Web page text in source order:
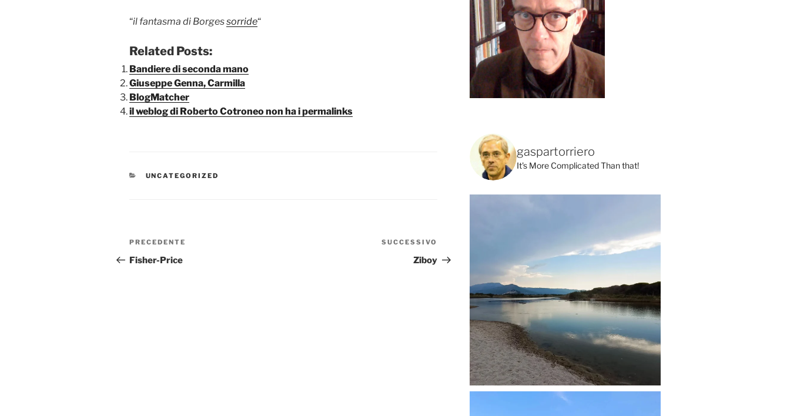
“il fantasma di Borgessorride“
Related Posts:
Bandiere di seconda mano
Giuseppe Genna, Carmilla
BlogMatcher
il weblog di Roberto Cotroneo non ha i permalinks
CATEGORIE
UNCATEGORIZED
Navigazione
articoli
Articolo
precedente:
PRECEDENTE
Fisher-Price
successivo
SUCCESSIVO
Ziboy
gaspartorriero
It's More Complicated Than that!